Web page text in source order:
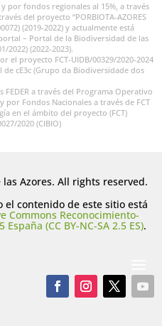
y por fondos regionales al 15%, a través
del proyecto “PORBIOTA-AZORES
(2019-2022) y actualmente está
– Portal de la Biodiversidad de las
2022) (2022-2023).
el proyecto FCT-UIDB/00329/2020-2024
cE3c (Grupo da Biodiversidade dos
a través del Programa Operativo
por Fondos Nacionales a través de FCT
en el ámbito del proyecto (FCT)
2020 (CIBIO)
Azores. All rights reserved.
el contenido de este sitio está
Commons Reconocimiento-
(CC BY-NC-SA 2.5 ES).